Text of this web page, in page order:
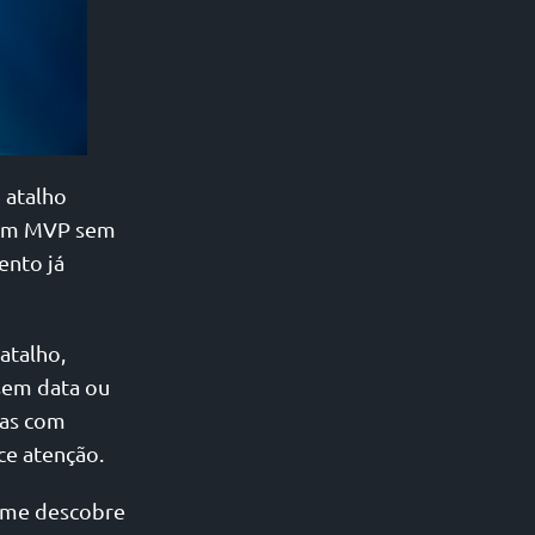
atalho
MVP sem
já
data ou
com
atenção.
descobre